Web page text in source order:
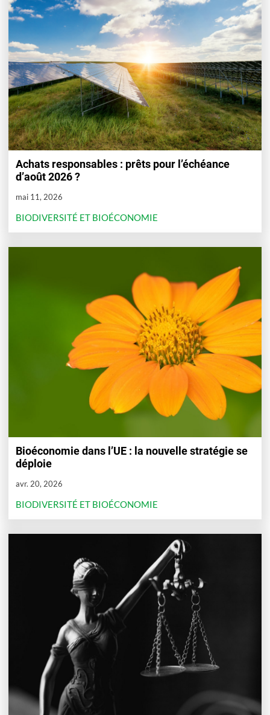
Achats responsables : prêts pour l’échéance
d’août 2026 ?
mai 11, 2026
BIODIVERSITÉ ET BIOÉCONOMIE
Bioéconomie dans l’UE : la nouvelle stratégie se
déploie
avr. 20, 2026
BIODIVERSITÉ ET BIOÉCONOMIE